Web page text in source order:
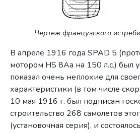
Чертеж французского
В апреле 1916 года SPAD 5
мотором HS 8Аа на 150 л.с.) был
показал очень неплохие для
характеристики (в том числе
10 мая 1916 г. был подписан
строительство 268 самолетов
(установочная серия), и